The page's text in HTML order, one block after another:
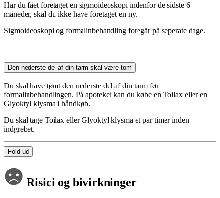
Har du fået foretaget en sigmoideoskopi indenfor de sidste 6
måneder, skal du ikke have foretaget en ny.
Sigmoideoskopi og formalinbehandling foregår på seperate dage.
Den nederste del af din tarm skal være tom
Du skal have tømt den nederste del af din tarm før
formalinbehandlingen. På apoteket kan du købe en Toilax eller en
Glyoktyl klysma i håndkøb.
Du skal tage Toilax eller Glyoktyl klysma et par timer inden
indgrebet.
Fold ud
Risici og bivirkninger